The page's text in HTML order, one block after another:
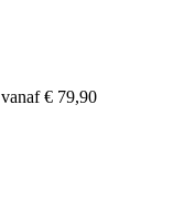
vanaf € 79,90